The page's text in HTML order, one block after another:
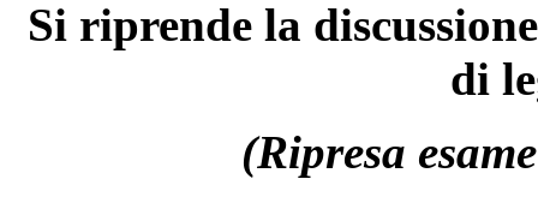
Si riprende la
di
(Ripresa